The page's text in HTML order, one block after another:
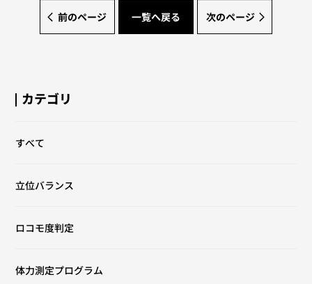
前のページ 一覧へ戻る 次のページ
カテゴリ
すべて
立位バランス
ロコモ度判定
体力測定プログラム